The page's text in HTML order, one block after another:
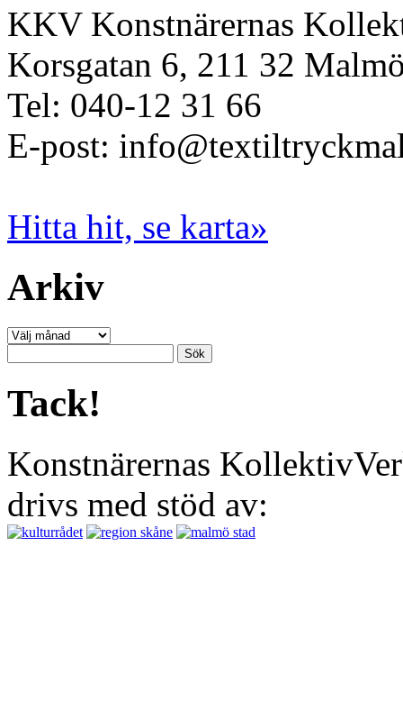
KKV Konstnärernas
Korsgatan 6, 211 32
Tel: 040-12 31 66
E-post:
Hitta hit, se karta»
Arkiv
Arkiv
efter:
Tack!
Konstnärernas
drivs med stöd av: